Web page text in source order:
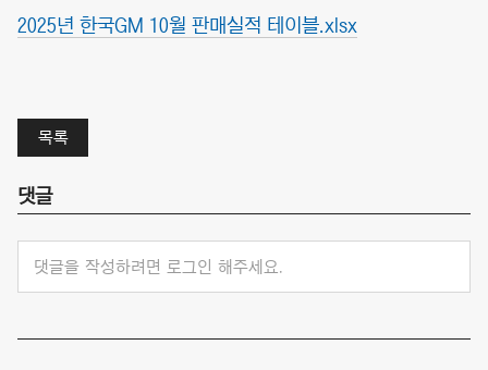
2025년 한국GM 10월 판매실적 테이블.xlsx
목록
댓글
댓글을 작성하려면 로그인 해주세요.